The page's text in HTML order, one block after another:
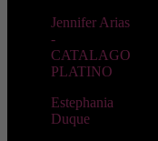
Jennifer Arias
-
CATALAGO
PLATINO
Estephania
Duque